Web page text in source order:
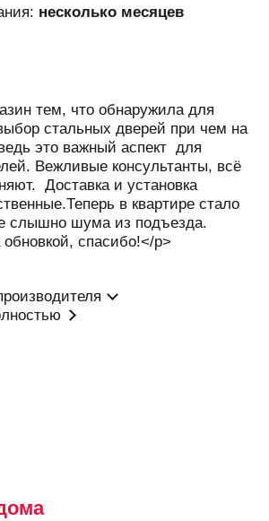
несколько месяцев
тем, что обнаружила для
стальных дверей при чем на
это важный аспект для
Вежливые консультанты, всё
Доставка и установка
в квартире стало
слышно шума из подъезда.
спасибо!</p>